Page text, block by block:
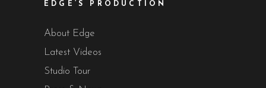
EDGE’S PRODUCTION
About Edge
Latest Videos
Studio Tour